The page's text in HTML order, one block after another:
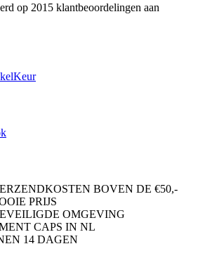
op 2015 klantbeoordelingen aan
BOVEN DE €50,-
PRIJS
OMGEVING
CAPS IN NL
14 DAGEN